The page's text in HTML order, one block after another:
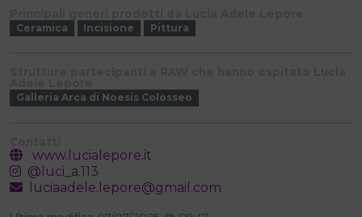
Ceramica Incisione Pittura
Galleria Arca di Noesis Colosseo
www.lucialepore.it
@luci_a.113
luciaadele.lepore@gmail.com